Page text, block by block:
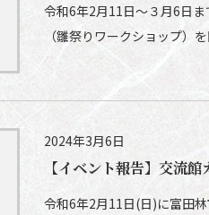
令和6年2月11日～３月6日ま
（雛祭りワークショップ）
2024年3月6日
【イベント報告】交流館
令和6年2月11日(日)に富田